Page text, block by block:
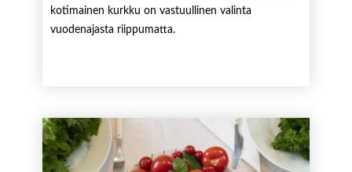
kotimainen kurkku on vastuullinen valinta
vuodenajasta riippumatta.